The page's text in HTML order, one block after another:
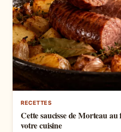
RECETTES
Cette saucisse de Morteau
votre cuisine